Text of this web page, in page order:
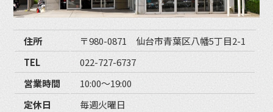
住所
〒980-0871 仙台市青葉区八幡5丁目2-1
TEL
022-727-6737
営業時間
10:00〜19:00
定休日
毎週火曜日